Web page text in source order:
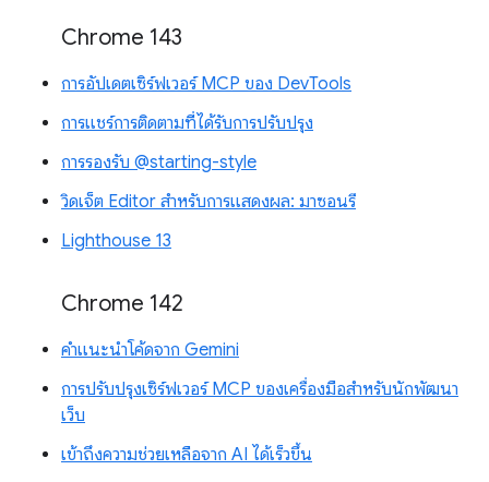
Chrome 143
การอัปเดตเซิร์ฟเวอร์ MCP ของ DevTools
การแชร์การติดตามที่ได้รับการปรับปรุง
การรองรับ @starting-style
วิดเจ็ต Editor สำหรับการแสดงผล: มาซอนรี
Lighthouse 13
Chrome 142
คำแนะนำโค้ดจาก Gemini
การปรับปรุงเซิร์ฟเวอร์ MCP ของเครื่องมือสำหรับนักพัฒนา
เว็บ
เข้าถึงความช่วยเหลือจาก AI ได้เร็วขึ้น